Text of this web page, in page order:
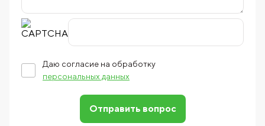
Даю согласие на обработку
персональных данных
Отправить вопрос